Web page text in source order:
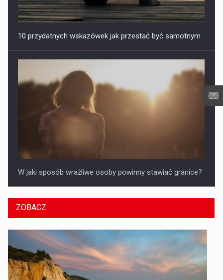
10 przydatnych wskazówek jak przestać być samotnym
W jaki sposób wrażliwe osoby powinny stawiać granice?
ZOBACZ